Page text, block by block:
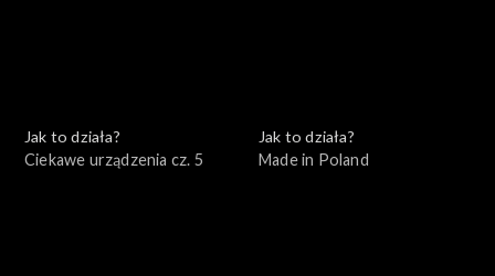
Jak to działa?
Ciekawe urządzenia cz. 5
Jak to działa?
Made in Poland